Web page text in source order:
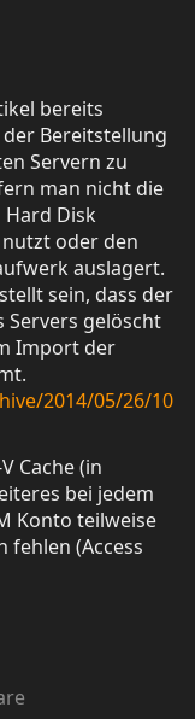
bereits
Bereitstellung
Servern zu
man nicht die
Hard Disk
oder den
auslagert.
sein, dass der
Servers gelöscht
Import der
2014/05/26/10
Cache (in
bei jedem
Konto teilweise
fehlen (Access